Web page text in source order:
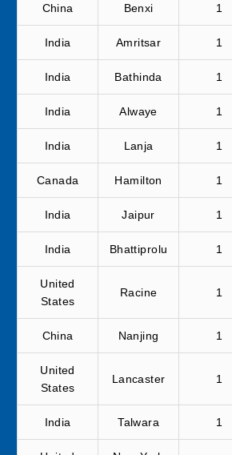
China Benxi 1
India Amritsar 1
India Bathinda 1
India Alwaye 1
India Lanja 1
Canada Hamilton 1
India Jaipur 1
India Bhattiprolu 1
United
States
Racine 1
China Nanjing 1
United
States
Lancaster 1
India Talwara 1